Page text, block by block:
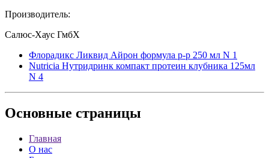
Производитель:
Салюс-Хаус ГмбХ
Флорадикс Ликвид Айрон формула р-р 250 мл N 1
Nutricia Нутридринк компакт протеин клубника 125мл
N 4
Основные страницы
Главная
О нас